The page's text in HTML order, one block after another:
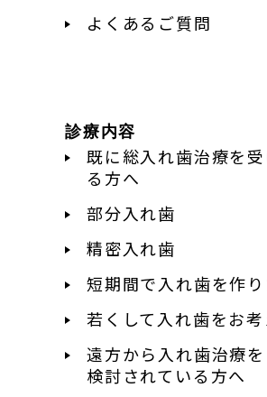
よくあるご質問
診療内容
既に総入れ歯治療を
る方へ
部分入れ歯
精密入れ歯
短期間で入れ歯を作
若くして入れ歯をお
遠方から入れ歯治療を
検討されている方へ